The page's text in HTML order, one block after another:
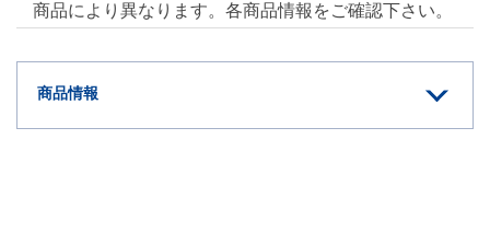
商品により異なります。各商品情報をご確認下さい。
商品情報